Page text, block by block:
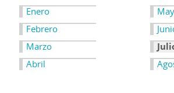
Enero
Febrero
Marzo
Abril